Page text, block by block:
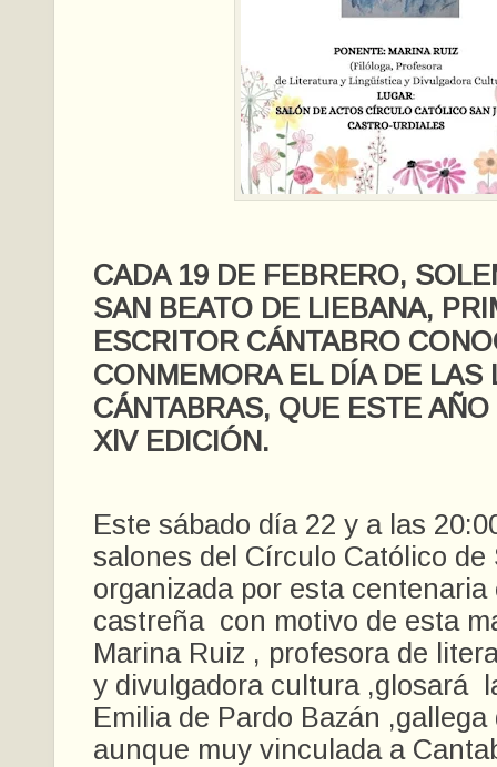
CADA 19 DE FEBRERO,
SAN BEATO DE LIEBANA,
ESCRITOR CÁNTABRO
CONMEMORA EL DÍA DE LAS
CÁNTABRAS, QUE ESTE
XlV EDICIÓN.
Este sábado día 22 y a las
salones del Círculo Católico
organizada por esta centenaria
castreña con motivo de esta
Marina Ruiz , profesora de
y divulgadora cultura ,glosará
Emilia de Pardo Bazán
aunque muy vinculada a